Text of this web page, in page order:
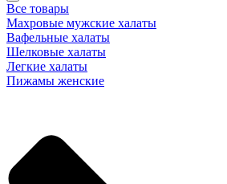
Все товары
Махровые мужские халаты
Вафельные халаты
Шелковые халаты
Легкие халаты
Пижамы женские